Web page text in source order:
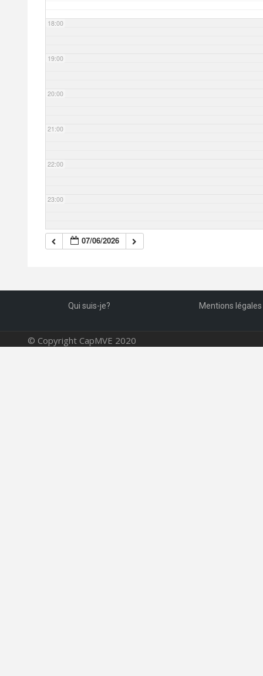
18:00
19:00
20:00
21:00
22:00
23:00
07/06/2026
Qui suis-je? Mentions légales
© Copyright CapMVE 2020